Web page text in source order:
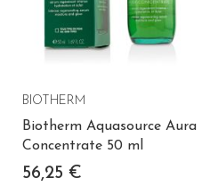
BIOTHERM
Biotherm Aquasource Aura
Concentrate 50 ml
56,25 €